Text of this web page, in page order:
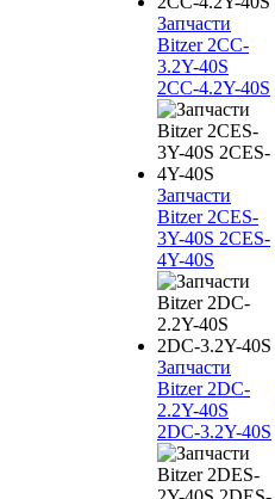
Запчасти
Bitzer 2CC-
3.2Y-40S
2CC-4.2Y-40S
Запчасти
Bitzer 2CES-
3Y-40S 2CES-
4Y-40S
Запчасти
Bitzer 2DC-
2.2Y-40S
2DC-3.2Y-40S